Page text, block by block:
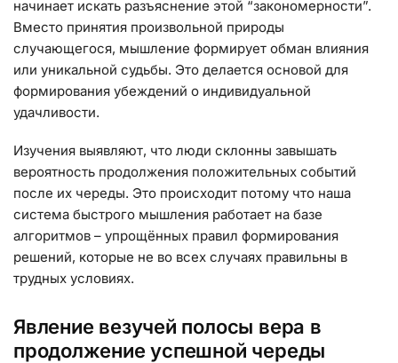
начинает искать разъяснение этой “закономерности”.
Вместо принятия произвольной природы
случающегося, мышление формирует обман влияния
или уникальной судьбы. Это делается основой для
формирования убеждений о индивидуальной
удачливости.
Изучения выявляют, что люди склонны завышать
вероятность продолжения положительных событий
после их череды. Это происходит потому что наша
система быстрого мышления работает на базе
алгоритмов – упрощённых правил формирования
решений, которые не во всех случаях правильны в
трудных условиях.
Явление везучей полосы вера в
продолжение успешной череды